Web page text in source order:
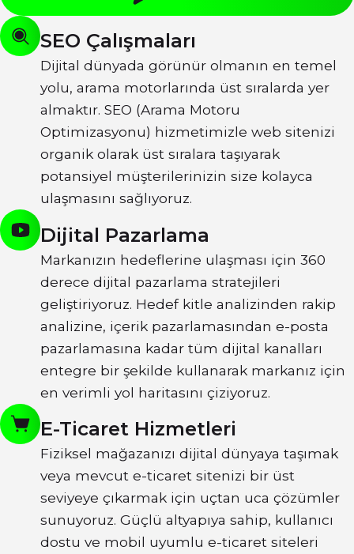
SEO Çalışmaları
Dijital dünyada görünür olmanın en temel
yolu, arama motorlarında üst sıralarda yer
almaktır. SEO (Arama Motoru
Optimizasyonu) hizmetimizle web sitenizi
organik olarak üst sıralara taşıyarak
potansiyel müşterilerinizin size kolayca
ulaşmasını sağlıyoruz.
Dijital Pazarlama
Markanızın hedeflerine ulaşması için 360
derece dijital pazarlama stratejileri
geliştiriyoruz. Hedef kitle analizinden rakip
analizine, içerik pazarlamasından e-posta
pazarlamasına kadar tüm dijital kanalları
entegre bir şekilde kullanarak markanız için
en verimli yol haritasını çiziyoruz.
E-Ticaret Hizmetleri
Fiziksel mağazanızı dijital dünyaya taşımak
veya mevcut e-ticaret sitenizi bir üst
seviyeye çıkarmak için uçtan uca çözümler
sunuyoruz. Güçlü altyapıya sahip, kullanıcı
dostu ve mobil uyumlu e-ticaret siteleri